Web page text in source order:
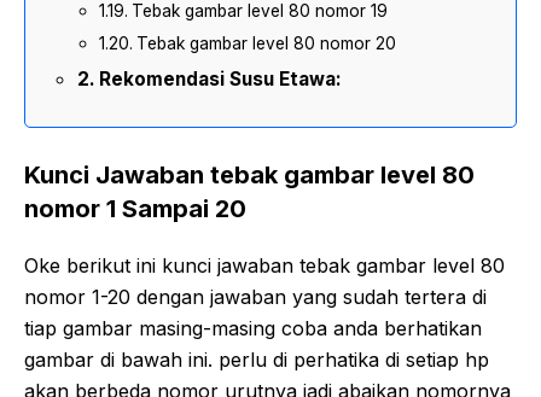
Tebak gambar level 80 nomor 19
Tebak gambar level 80 nomor 20
Rekomendasi Susu Etawa:
Kunci Jawaban tebak gambar level 80
nomor 1 Sampai 20
Oke berikut ini kunci jawaban tebak gambar level 80
nomor 1-20 dengan jawaban yang sudah tertera di
tiap gambar masing-masing coba anda berhatikan
gambar di bawah ini. perlu di perhatika di setiap hp
akan berbeda nomor urutnya jadi abaikan nomornya